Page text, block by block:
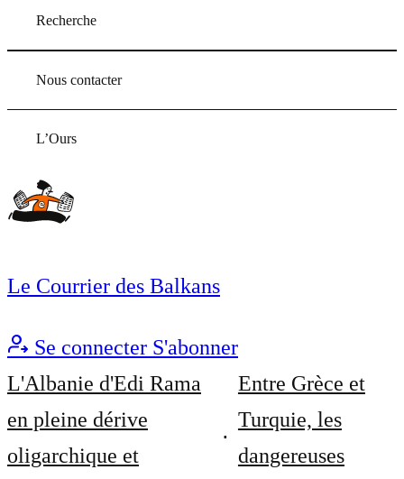
Recherche
Nous contacter
L’Ours
Le Courrier des Balkans
Se connecter S'abonner
L'Albanie d'Edi Rama
en pleine dérive
oligarchique et
Entre Grèce et
Turquie, les
dangereuses